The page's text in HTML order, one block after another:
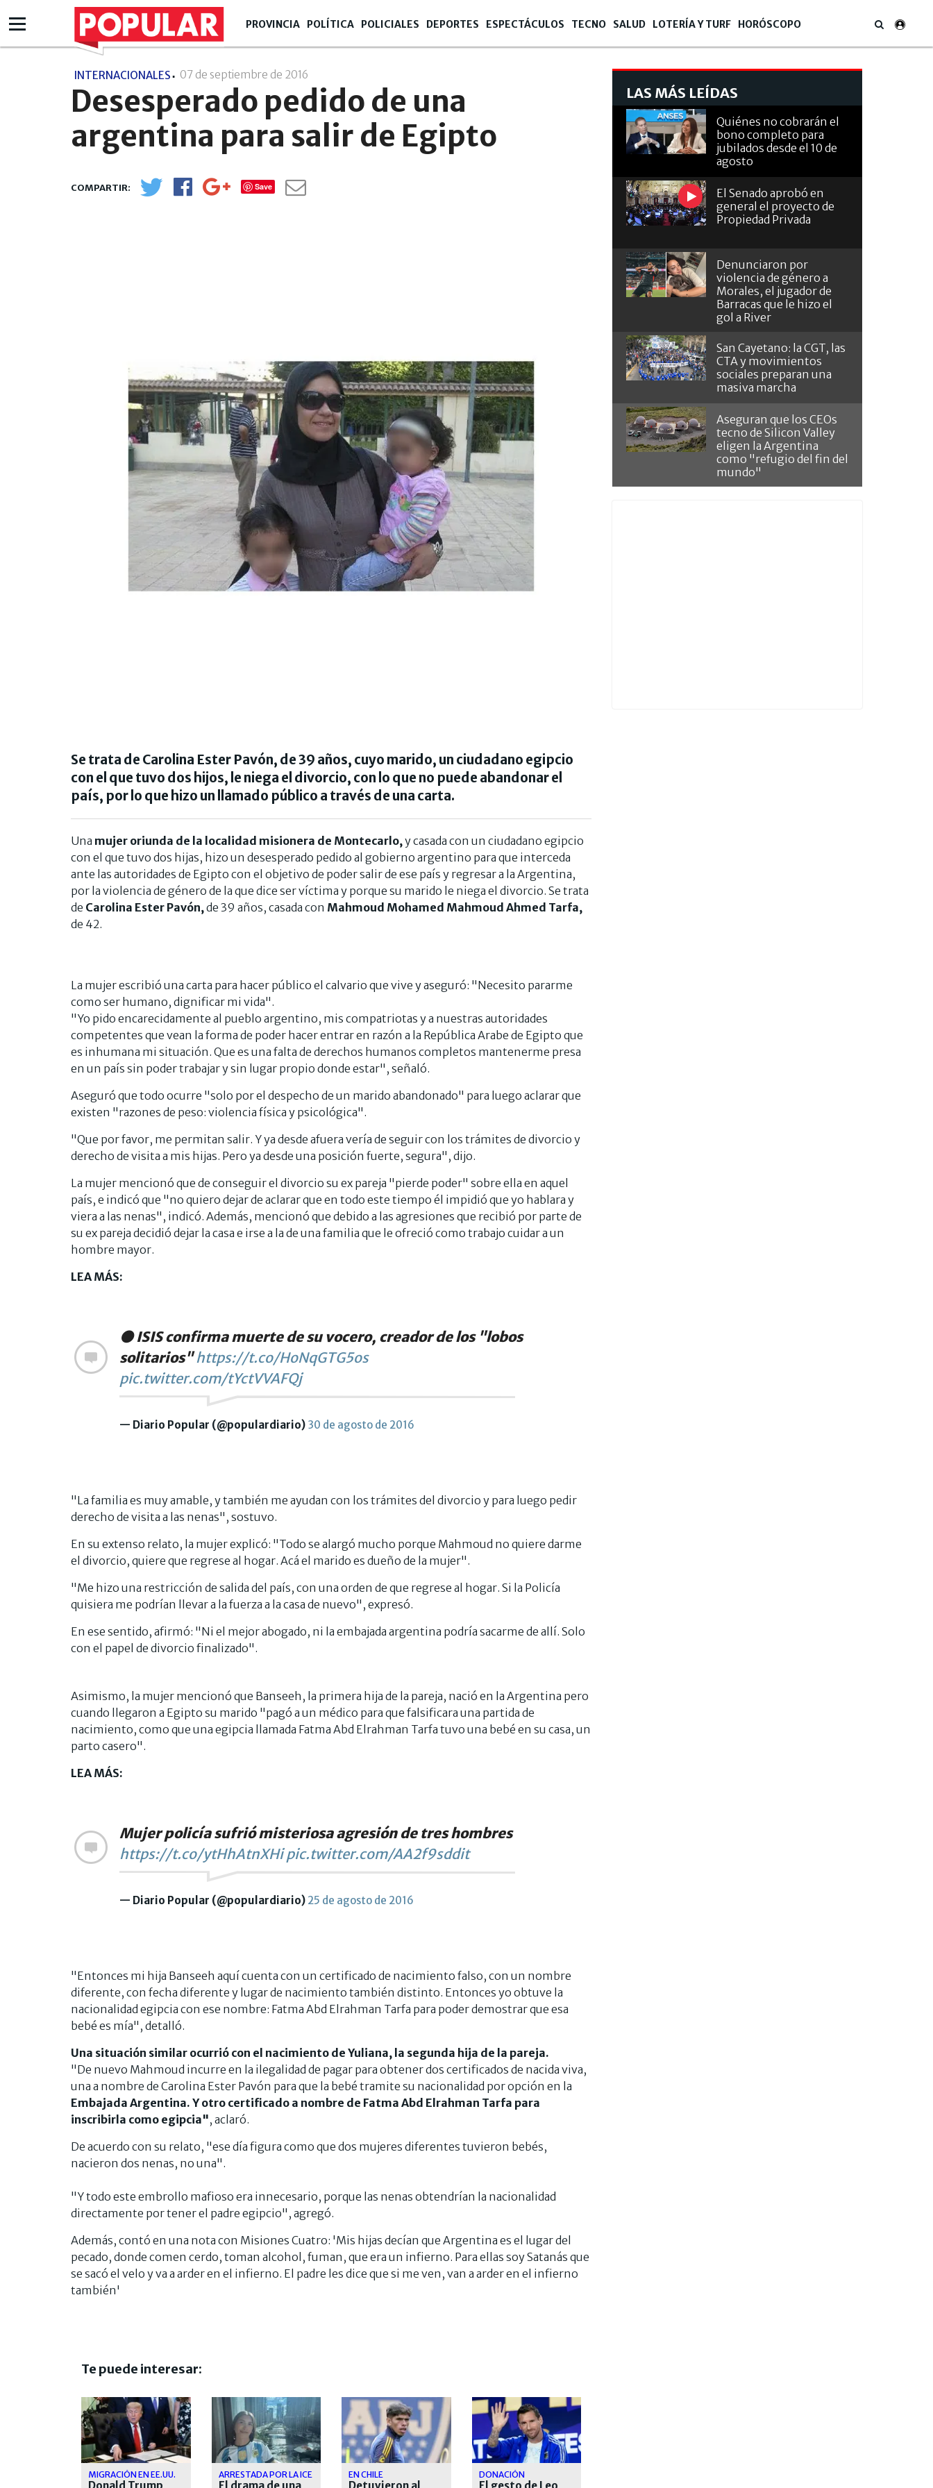
PROVINCIA POLÍTICA POLICIALES DEPORTES ESPECTÁCULOS TECNO SALUD LOTERÍA Y TURF HORÓSCOPO
INTERNACIONALES 07 de septiembre de 2016
Desesperado pedido de una
argentina para salir de Egipto
Save
Se trata de Carolina Ester Pavón, de 39 años, cuyo marido, un ciudadano egipcio
con el que tuvo dos hijos, le niega el divorcio, con lo que no puede abandonar el
país, por lo que hizo un llamado público a través de una carta.
Una mujer oriunda de la localidad misionera de Montecarlo, y casada con un ciudadano egipcio
con el que tuvo dos hijas, hizo un desesperado pedido al gobierno argentino para que interceda
ante las autoridades de Egipto con el objetivo de poder salir de ese país y regresar a la Argentina,
por la violencia de género de la que dice ser víctima y porque su marido le niega el divorcio. Se trata
de Carolina Ester Pavón, de 39 años, casada con Mahmoud Mohamed Mahmoud Ahmed Tarfa,
de 42.
La mujer escribió una carta para hacer público el calvario que vive y aseguró: "Necesito pararme
como ser humano, dignificar mi vida".
"Yo pido encarecidamente al pueblo argentino, mis compatriotas y a nuestras autoridades
competentes que vean la forma de poder hacer entrar en razón a la República Arabe de Egipto que
es inhumana mi situación. Que es una falta de derechos humanos completos mantenerme presa
en un país sin poder trabajar y sin lugar propio donde estar", señaló.
Aseguró que todo ocurre "solo por el despecho de un marido abandonado" para luego aclarar que
existen "razones de peso: violencia física y psicológica".
"Que por favor, me permitan salir. Y ya desde afuera vería de seguir con los trámites de divorcio y
derecho de visita a mis hijas. Pero ya desde una posición fuerte, segura", dijo.
La mujer mencionó que de conseguir el divorcio su ex pareja "pierde poder" sobre ella en aquel
país, e indicó que "no quiero dejar de aclarar que en todo este tiempo él impidió que yo hablara y
viera a las nenas", indicó. Además, mencionó que debido a las agresiones que recibió por parte de
su ex pareja decidió dejar la casa e irse a la de una familia que le ofreció como trabajo cuidar a un
hombre mayor.
LEA MÁS:
⚫️ ISIS confirma muerte de su vocero, creador de los "lobos
solitarios"https://t.co/HoNqGTG5os
pic.twitter.com/tYctVVAFQj
— Diario Popular (@populardiario) 30 de agosto de 2016
"La familia es muy amable, y también me ayudan con los trámites del divorcio y para luego pedir
derecho de visita a las nenas", sostuvo.
En su extenso relato, la mujer explicó: "Todo se alargó mucho porque Mahmoud no quiere darme
el divorcio, quiere que regrese al hogar. Acá el marido es dueño de la mujer".
"Me hizo una restricción de salida del país, con una orden de que regrese al hogar. Si la Policía
quisiera me podrían llevar a la fuerza a la casa de nuevo", expresó.
En ese sentido, afirmó: "Ni el mejor abogado, ni la embajada argentina podría sacarme de allí. Solo
con el papel de divorcio finalizado".
Asimismo, la mujer mencionó que Banseeh, la primera hija de la pareja, nació en la Argentina pero
cuando llegaron a Egipto su marido "pagó a un médico para que falsificara una partida de
nacimiento, como que una egipcia llamada Fatma Abd Elrahman Tarfa tuvo una bebé en su casa, un
parto casero".
LEA MÁS:
Mujer policía sufrió misteriosa agresión de tres hombres
https://t.co/ytHhAtnXHi pic.twitter.com/AA2f9sddit
— Diario Popular (@populardiario) 25 de agosto de 2016
"Entonces mi hija Banseeh aquí cuenta con un certificado de nacimiento falso, con un nombre
diferente, con fecha diferente y lugar de nacimiento también distinto. Entonces yo obtuve la
nacionalidad egipcia con ese nombre: Fatma Abd Elrahman Tarfa para poder demostrar que esa
bebé es mía", detalló.
Una situación similar ocurrió con el nacimiento de Yuliana, la segunda hija de la pareja.
"De nuevo Mahmoud incurre en la ilegalidad de pagar para obtener dos certificados de nacida viva,
una a nombre de Carolina Ester Pavón para que la bebé tramite su nacionalidad por opción en la
Embajada Argentina. Y otro certificado a nombre de Fatma Abd Elrahman Tarfa para
inscribirla como egipcia", aclaró.
De acuerdo con su relato, "ese día figura como que dos mujeres diferentes tuvieron bebés,
nacieron dos nenas, no una".
"Y todo este embrollo mafioso era innecesario, porque las nenas obtendrían la nacionalidad
directamente por tener el padre egipcio", agregó.
Además, contó en una nota con Misiones Cuatro: 'Mis hijas decían que Argentina es el lugar del
pecado, donde comen cerdo, toman alcohol, fuman, que era un infierno. Para ellas soy Satanás que
se sacó el velo y va a arder en el infierno. El padre les dice que si me ven, van a arder en el infierno
también'
Te puede interesar:
MIGRACIÓN EN EE.UU. ARRESTADA POR LA ICE EN CHILE DONACIÓN
LAS MÁS LEÍDAS
Quiénes no cobrarán el
bono completo para
jubilados desde el 10 de
agosto
El Senado aprobó en
general el proyecto de
Propiedad Privada
Denunciaron por
violencia de género a
Morales, el jugador de
Barracas que le hizo el
gol a River
San Cayetano: la CGT, las
CTA y movimientos
sociales preparan una
masiva marcha
Aseguran que los CEOs
tecno de Silicon Valley
eligen la Argentina
como "refugio del fin del
mundo"